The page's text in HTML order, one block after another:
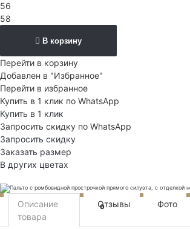
56
58
В корзину
Перейти в корзину
Добавлен в "Избранное"
Перейти в избранное
Купить в 1 клик по WhatsApp
Купить в 1 клик
Запросить скидку по WhatsApp
Запросить скидку
Заказать размер
В других цветах
Описание
товара
Отзывы
0 Фото